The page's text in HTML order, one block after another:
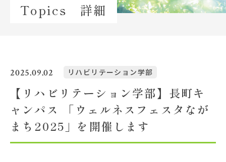
イベント一覧
教職員募集
大学概要
北杜学園設置校
Topics 詳細
2025.09.02 リハビリテーション学部
【リハビリテーション学部】長町キ
ャンパス 「ウェルネスフェスタなが
まち2025」を開催します